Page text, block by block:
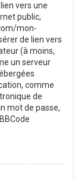
vers une
public,
mon-
de lien vers
(à moins,
un serveur
comme
de
mot de passe,